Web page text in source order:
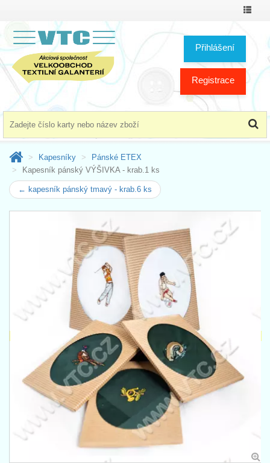
Přihlášení
Registrace
Kapesníky
Pánské ETEX
Kapesník pánský VÝŠIVKA - krab.1 ks
← kapesník pánský tmavý - krab.6 ks